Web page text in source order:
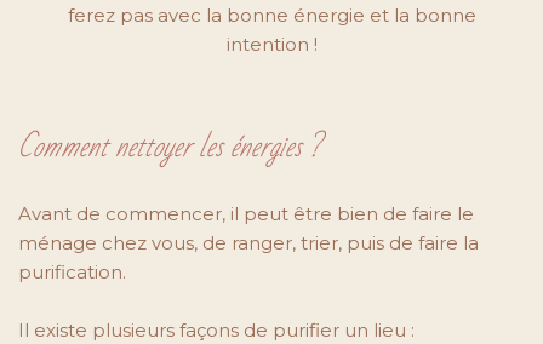
ferez pas avec la bonne énergie et la bonne
intention !
Comment nettoyer les énergies ?
Avant de commencer, il peut être bien de faire le
ménage chez vous, de ranger, trier, puis de faire la
purification.
Il existe plusieurs façons de purifier un lieu :